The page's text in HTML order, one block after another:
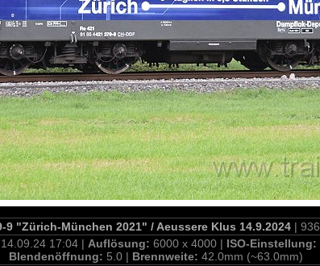
9 "Zürich-München 2021" / Aeussere Klus 14.9.2024|
14.09.24 17:04 | Auflösung: 6000 x 4000 | ISO-Einstellung:
Blendenöffnung: 5.0 | Brennweite: 42.0mm (~63.0mm)